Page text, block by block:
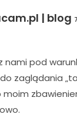
| blog
nami pod
zaglądania
moim